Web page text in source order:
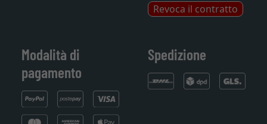
Revoca il contratto
Modalità di
pagamento
Spedizione